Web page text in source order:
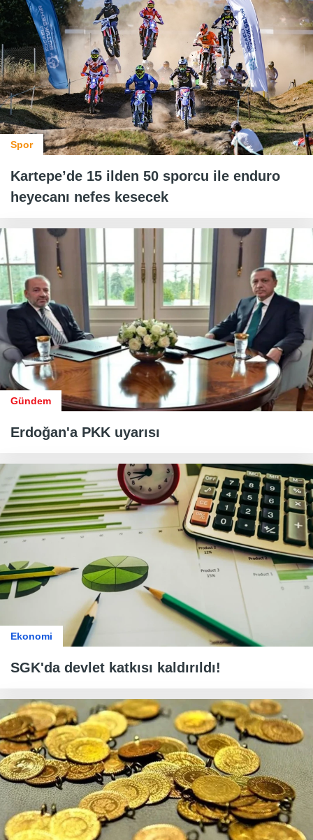
Spor
Kartepe’de 15 ilden 50 sporcu ile enduro
heyecanı nefes kesecek
Gündem
Erdoğan'a PKK uyarısı
Ekonomi
SGK'da devlet katkısı kaldırıldı!